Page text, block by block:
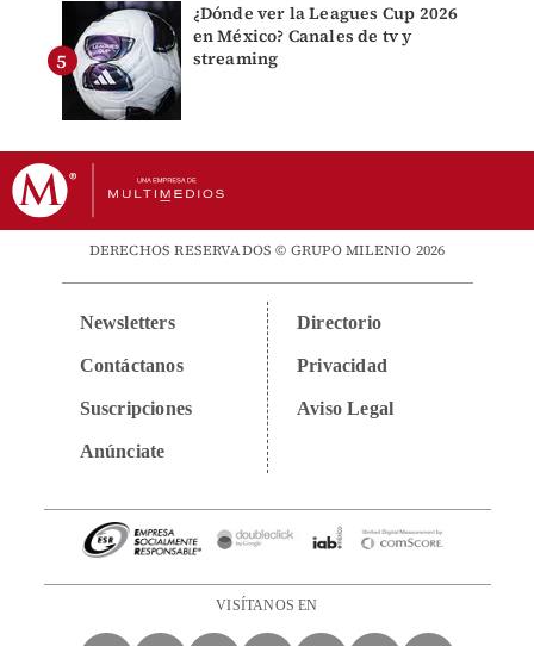
¿Dónde ver la Leagues Cup 2026
en México? Canales de tv y
streaming
DERECHOS RESERVADOS © GRUPO MILENIO 2026
Newsletters
Contáctanos
Suscripciones
Anúnciate
Directorio
Privacidad
Aviso Legal
VISÍTANOS EN